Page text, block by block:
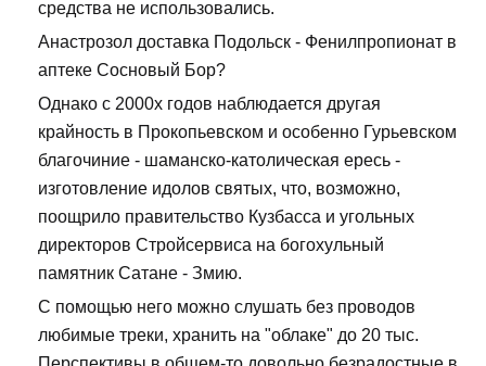
средства не использовались.
Анастрозол доставка Подольск - Фенилпропионат в
аптеке Сосновый Бор?
Однако с 2000х годов наблюдается другая
крайность в Прокопьевском и особенно Гурьевском
благочиние - шаманско-католическая ересь -
изготовление идолов святых, что, возможно,
поощрило правительство Кузбасса и угольных
директоров Стройсервиса на богохульный
памятник Сатане - Змию.
С помощью него можно слушать без проводов
любимые треки, хранить на "облаке" до 20 тыс.